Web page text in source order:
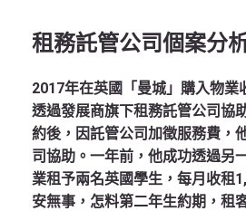
租務託管公司個案分
2017年在英國「曼城」購入物業
透過發展商旗下租務託管公司協
約後，因託管公司加徵服務費，
司協助。一年前，他成功透過另
業租予兩名英國學生，每月收租
安無事，怎料第二年生約期，租